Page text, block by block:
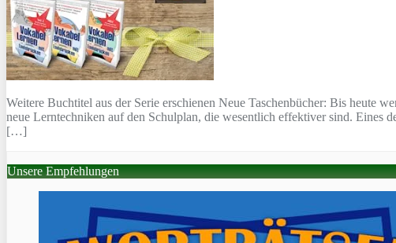
Weitere Buchtitel aus der Serie erschienen Neue Taschenbücher: Bis heute
neue Lerntechniken auf den Schulplan, die wesentlich effektiver sind. Eines
[…]
Unsere Empfehlungen